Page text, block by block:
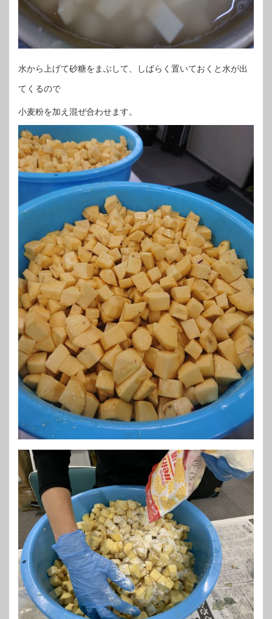
水から上げて砂糖をまぶして、しばらく置いておくと水が出
てくるので
小麦粉を加え混ぜ合わせます。